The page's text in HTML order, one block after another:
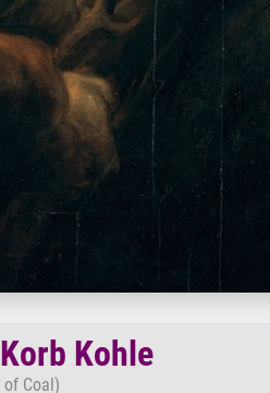
Kohle
Coal)